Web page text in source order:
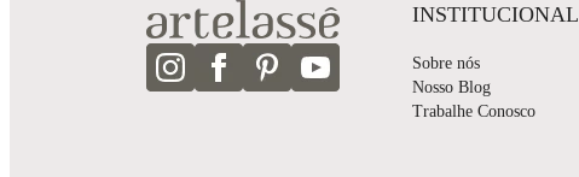
INSTITUCIONAL
Sobre nós
Nosso Blog
Trabalhe Conosco